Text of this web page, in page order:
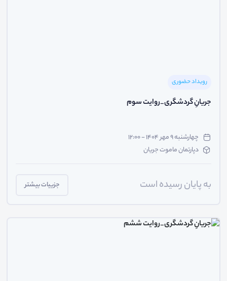
رویداد حضوری
جریانِ گردشگری_روایت سوم
چهارشنبه ۹ مهر ۱۴۰۴ - ۱۲:۰۰
دپارتمان ماموت جریان
به پایان رسیده است جزییات بیشتر